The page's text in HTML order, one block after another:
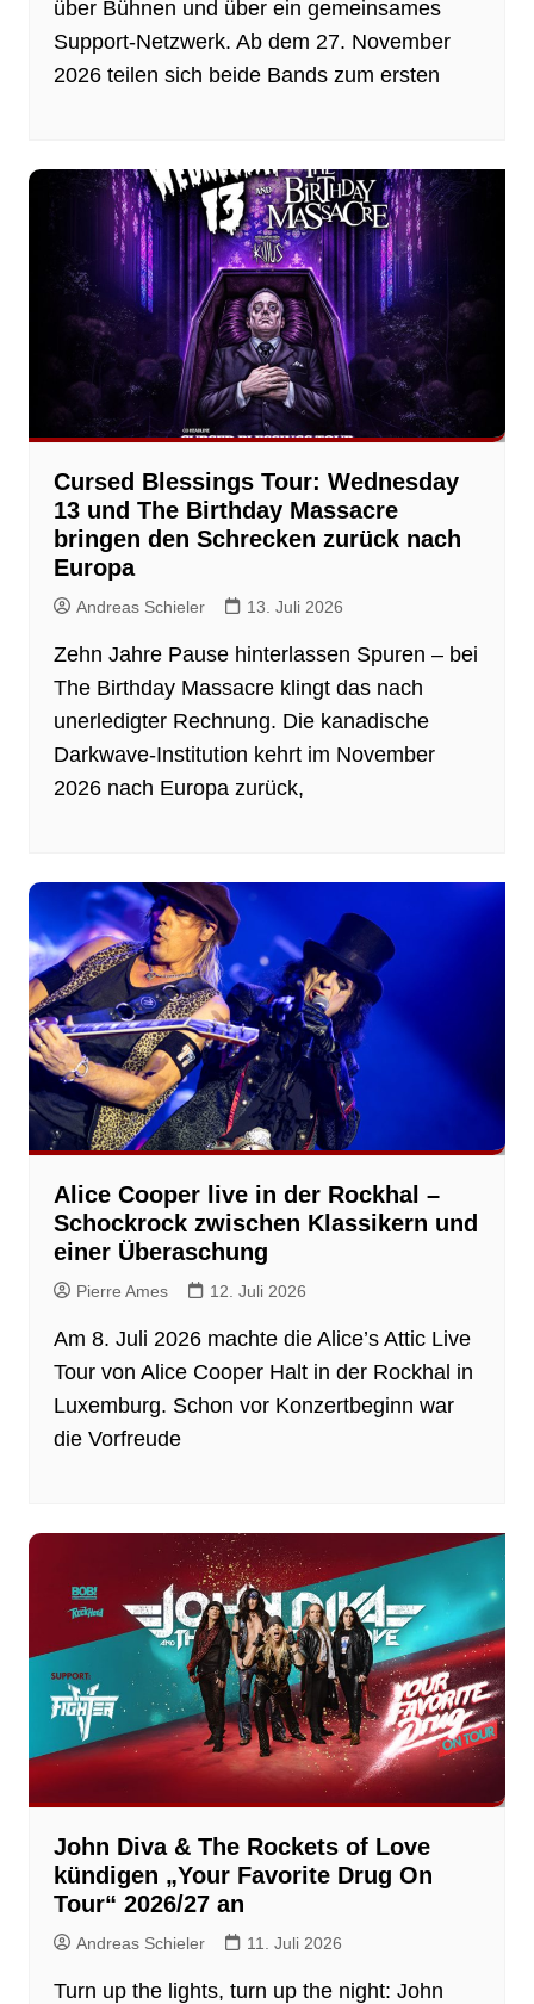
über Bühnen und über ein gemeinsames
Support-Netzwerk. Ab dem 27. November
2026 teilen sich beide Bands zum ersten
Cursed Blessings Tour: Wednesday
13 und The Birthday Massacre
bringen den Schrecken zurück nach
Europa
Andreas Schieler 13. Juli 2026
Zehn Jahre Pause hinterlassen Spuren – bei
The Birthday Massacre klingt das nach
unerledigter Rechnung. Die kanadische
Darkwave-Institution kehrt im November
2026 nach Europa zurück,
Alice Cooper live in der Rockhal –
Schockrock zwischen Klassikern und
einer Überaschung
Pierre Ames 12. Juli 2026
Am 8. Juli 2026 machte die Alice’s Attic Live
Tour von Alice Cooper Halt in der Rockhal in
Luxemburg. Schon vor Konzertbeginn war
die Vorfreude
John Diva & The Rockets of Love
kündigen „Your Favorite Drug On
Tour“ 2026/27 an
Andreas Schieler 11. Juli 2026
Turn up the lights, turn up the night: John